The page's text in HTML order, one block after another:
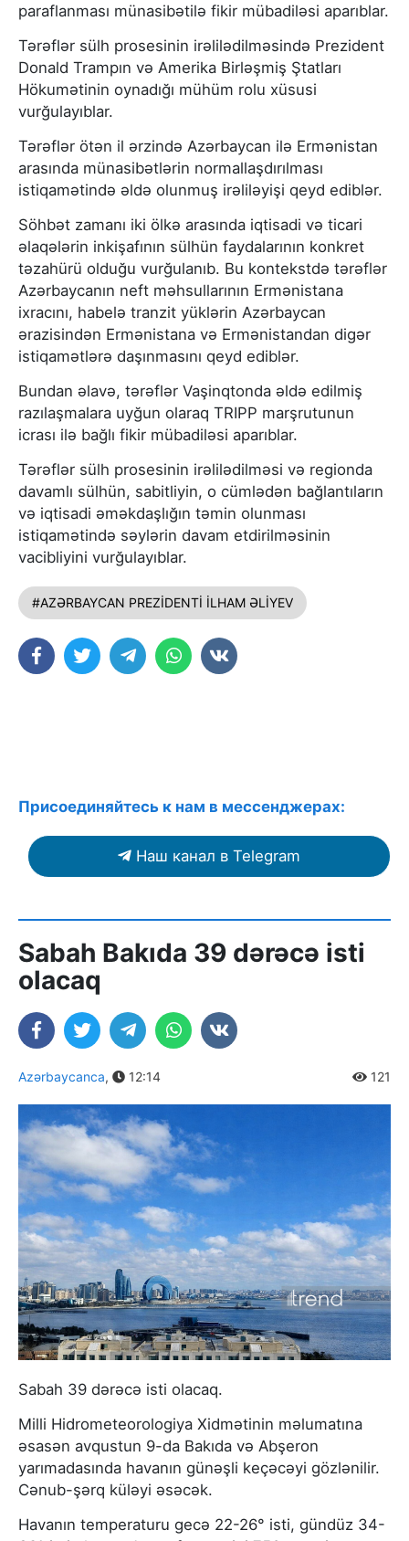
paraflanması münasibətilə fikir mübadiləsi aparıblar.
Tərəflər sülh prosesinin irəlilədilməsində Prezident
Donald Trampın və Amerika Birləşmiş Ştatları
Hökumətinin oynadığı mühüm rolu xüsusi
vurğulayıblar.
Tərəflər ötən il ərzində Azərbaycan ilə Ermənistan
arasında münasibətlərin normallaşdırılması
istiqamətində əldə olunmuş irəliləyişi qeyd ediblər.
Söhbət zamanı iki ölkə arasında iqtisadi və ticari
əlaqələrin inkişafının sülhün faydalarının konkret
təzahürü olduğu vurğulanıb. Bu kontekstdə tərəflər
Azərbaycanın neft məhsullarının Ermənistana
ixracını, habelə tranzit yüklərin Azərbaycan
ərazisindən Ermənistana və Ermənistandan digər
istiqamətlərə daşınmasını qeyd ediblər.
Bundan əlavə, tərəflər Vaşinqtonda əldə edilmiş
razılaşmalara uyğun olaraq TRIPP marşrutunun
icrası ilə bağlı fikir mübadiləsi aparıblar.
Tərəflər sülh prosesinin irəlilədilməsi və regionda
davamlı sülhün, sabitliyin, o cümlədən bağlantıların
və iqtisadi əməkdaşlığın təmin olunması
istiqamətində səylərin davam etdirilməsinin
vacibliyini vurğulayıblar.
#AZƏRBAYCAN PREZİDENTİ İLHAM ƏLİYEV
Присоединяйтесь к нам в мессенджерах:
Наш канал в Telegram
Sabah Bakıda 39 dərəcə isti
olacaq
Azərbaycanca, 12:14 121
Sabah 39 dərəcə isti olacaq.
Milli Hidrometeorologiya Xidmətinin məlumatına
əsasən avqustun 9-da Bakıda və Abşeron
yarımadasında havanın günəşli keçəcəyi gözlənilir.
Cənub-şərq küləyi əsəcək.
Havanın temperaturu gecə 22-26° isti, gündüz 34-